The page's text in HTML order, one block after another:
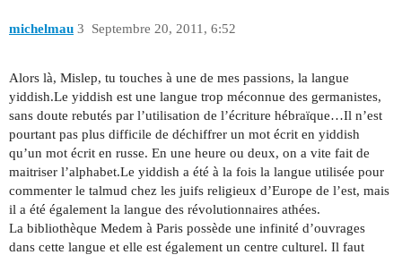
michelmau Septembre 20, 2011, 6:52
3
Alors là, Mislep, tu touches à une de mes passions, la langue
yiddish.Le yiddish est une langue trop méconnue des germanistes,
sans doute rebutés par l’utilisation de l’écriture hébraïque…Il n’est
pourtant pas plus difficile de déchiffrer un mot écrit en yiddish
qu’un mot écrit en russe. En une heure ou deux, on a vite fait de
maitriser l’alphabet.Le yiddish a été à la fois la langue utilisée pour
commenter le talmud chez les juifs religieux d’Europe de l’est, mais
il a été également la langue des révolutionnaires athées.
La bibliothèque Medem à Paris possède une infinité d’ouvrages
dans cette langue et elle est également un centre culturel. Il faut